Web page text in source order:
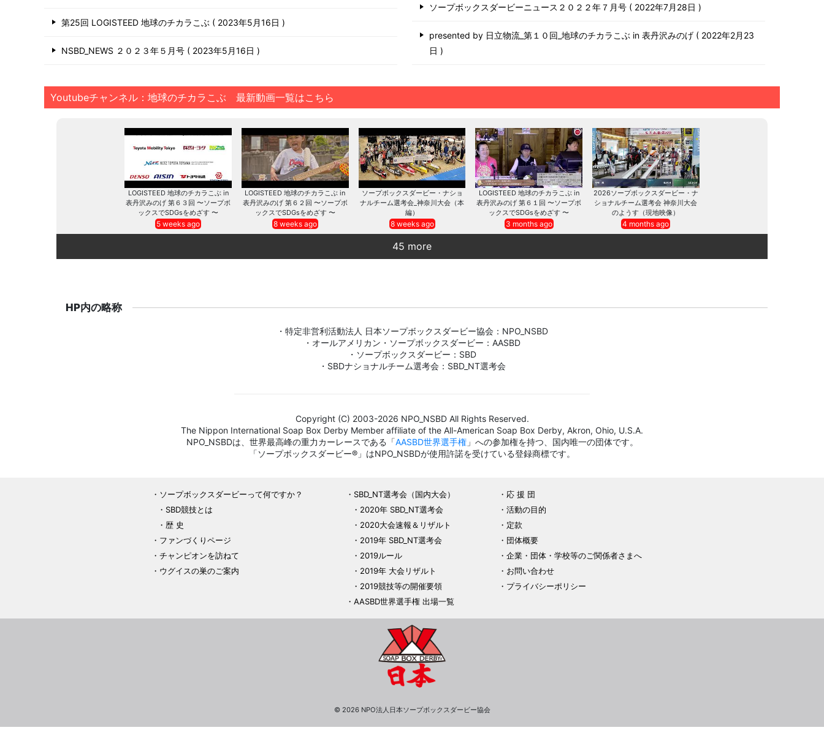
第25回 LOGISTEED 地球のチカラこぶ 2023年5月16日
NSBD_NEWS ２０２３年５月号 2023年5月16日
ソープボックスダービーニュース２０２２年７月号 2022年7月28日
presented by 日立物流_第１０回_地球のチカラこぶ in 表丹沢みのげ
2022年2月23
日
Youtubeチャンネル：地球のチカラこぶ 最新動画一覧はこちら
LOGISTEED 地球のチカラこぶ in
表丹沢みのげ 第６３回 〜ソープボ
ックスでSDGsをめざす 〜
5 weeks ago
LOGISTEED 地球のチカラこぶ in
表丹沢みのげ 第６２回 〜ソープボ
ックスでSDGsをめざす 〜
8 weeks ago
ソープボックスダービー・ナショ
ナルチーム選考会_神奈川大会（本
編）
8 weeks ago
LOGISTEED 地球のチカラこぶ in
表丹沢みのげ 第６１回 〜ソープボ
ックスでSDGsをめざす 〜
3 months ago
2026ソープボックスダービー・ナ
ショナルチーム選考会 神奈川大会
のようす（現地映像）
4 months ago
45 more
HP内の略称
・特定非営利活動法人 日本ソープボックスダービー協会：NPO_NSBD
・オールアメリカン・ソープボックスダービー：AASBD
・ソープボックスダービー：SBD
・SBDナショナルチーム選考会：SBD_NT選考会
Copyright (C) 2003-2026 NPO_NSBD All Rights Reserved.
The Nippon International Soap Box Derby Member affiliate of the All-American Soap Box Derby, Akron, Ohio, U.S.A.
NPO_NSBDは、世界最高峰の重力カーレースである「AASBD世界選手権」への参加権を持つ、国内唯一の団体です。
「ソープボックスダービー®」はNPO_NSBDが使用許諾を受けている登録商標です。
ソープボックスダービーって何ですか？
SBD競技とは
歴 史
ファンづくりページ
チャンピオンを訪ねて
ウグイスの巣のご案内
SBD_NT選考会（国内大会）
2020年 SBD_NT選考会
2020大会速報＆リザルト
2019年 SBD_NT選考会
2019ルール
2019年 大会リザルト
2019競技等の開催要領
AASBD世界選手権 出場一覧
応 援 団
活動の目的
定款
団体概要
企業・団体・学校等のご関係者さまへ
お問い合わせ
プライバシーポリシー
© 2026 NPO法人日本ソープボックスダービー協会